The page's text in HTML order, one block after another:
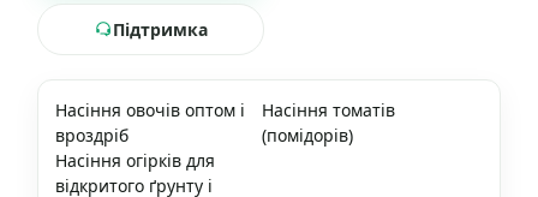
Підтримка
Насіння овочів оптом і
вроздріб
Насіння томатів
(помідорів)
Насіння огірків для
відкритого ґрунту і